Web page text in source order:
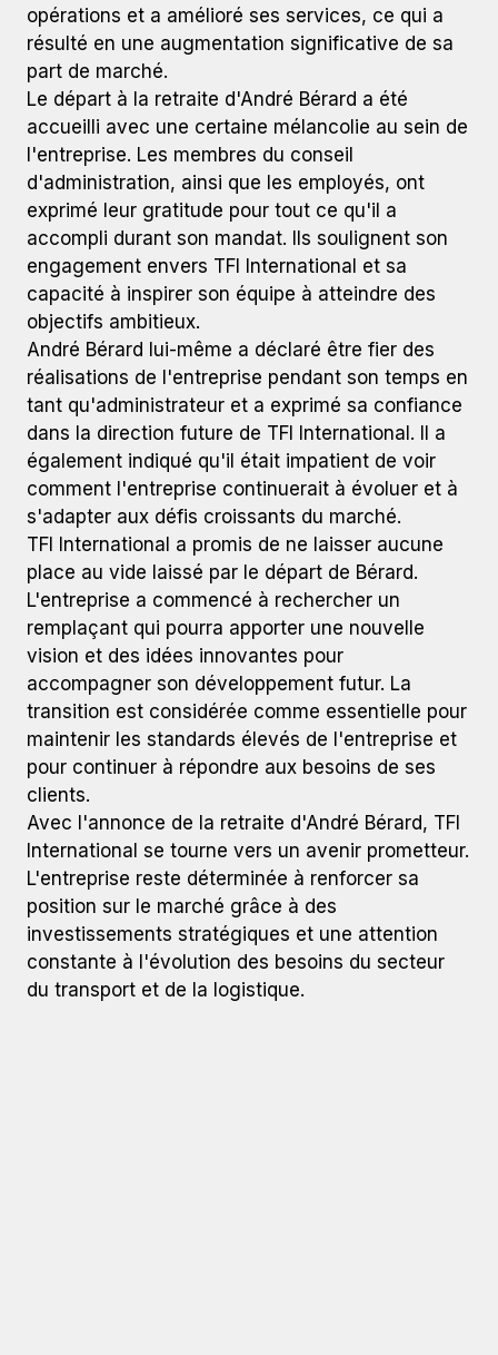
opérations et a amélioré ses services, ce qui a
résulté en une augmentation significative de sa
part de marché.
Le départ à la retraite d'André Bérard a été
accueilli avec une certaine mélancolie au sein de
l'entreprise. Les membres du conseil
d'administration, ainsi que les employés, ont
exprimé leur gratitude pour tout ce qu'il a
accompli durant son mandat. Ils soulignent son
engagement envers TFI International et sa
capacité à inspirer son équipe à atteindre des
objectifs ambitieux.
André Bérard lui-même a déclaré être fier des
réalisations de l'entreprise pendant son temps en
tant qu'administrateur et a exprimé sa confiance
dans la direction future de TFI International. Il a
également indiqué qu'il était impatient de voir
comment l'entreprise continuerait à évoluer et à
s'adapter aux défis croissants du marché.
TFI International a promis de ne laisser aucune
place au vide laissé par le départ de Bérard.
L'entreprise a commencé à rechercher un
remplaçant qui pourra apporter une nouvelle
vision et des idées innovantes pour
accompagner son développement futur. La
transition est considérée comme essentielle pour
maintenir les standards élevés de l'entreprise et
pour continuer à répondre aux besoins de ses
clients.
Avec l'annonce de la retraite d'André Bérard, TFI
International se tourne vers un avenir prometteur.
L'entreprise reste déterminée à renforcer sa
position sur le marché grâce à des
investissements stratégiques et une attention
constante à l'évolution des besoins du secteur
du transport et de la logistique.